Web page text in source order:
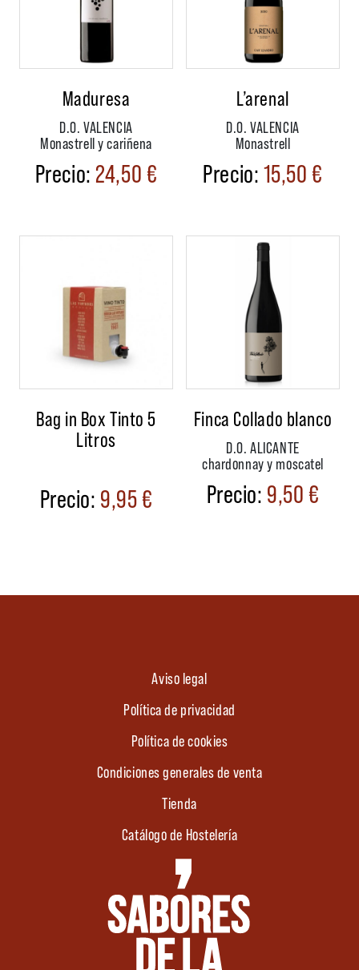
Maduresa
D.O. VALENCIA
Monastrell y cariñena
24,50€
L’arenal
D.O. VALENCIA
Monastrell
15,50€
Bag in Box Tinto 5
Litros
9,95€
Finca Collado blanco
D.O. ALICANTE
chardonnay y moscatel
9,50€
Aviso legal
Política de privacidad
Política de cookies
Condiciones generales de venta
Tienda
Catálogo de Hostelería